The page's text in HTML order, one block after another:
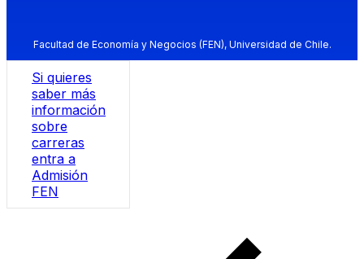
Facultad de Economía y Negocios (FEN), Universidad de Chile.
Si quieres
saber más
información
sobre
carreras
entra a
Admisión
FEN